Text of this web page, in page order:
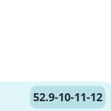
52.9-10-11-12